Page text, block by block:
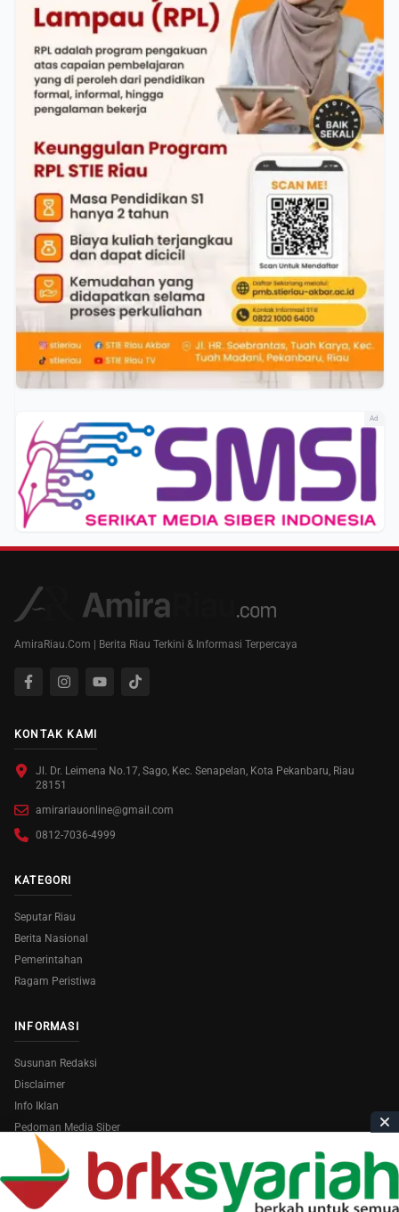
Ad
AmiraRiau.Com | Berita Riau Terkini & Informasi Terpercaya
KONTAK KAMI
Jl. Dr. Leimena No.17, Sago, Kec. Senapelan, Kota Pekanbaru, Riau
28151
amirariauonline@gmail.com
0812-7036-4999
KATEGORI
Seputar Riau
Berita Nasional
Pemerintahan
Ragam Peristiwa
INFORMASI
Susunan Redaksi
Disclaimer
Info Iklan
Pedoman Media Siber
Copyright © 2026 AmiraRiau.com . All Rights Reserved.